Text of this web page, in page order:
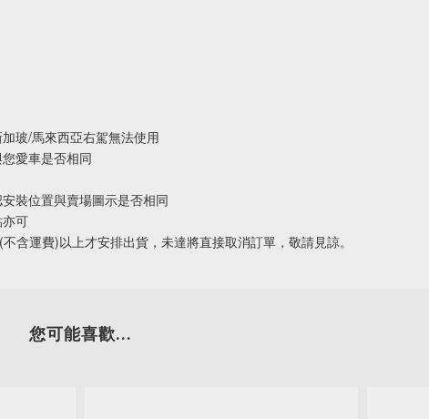
玻/馬來西亞右駕無法使用
愛車是否相同
裝位置與賣場圖示是否相同
可
含運費)以上才安排出貨，未達將直接取消訂單，敬請見諒。
您可能喜歡...